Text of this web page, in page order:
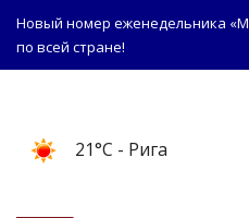
Новый номер еженедельника
по всей стране!
21°C - Рига